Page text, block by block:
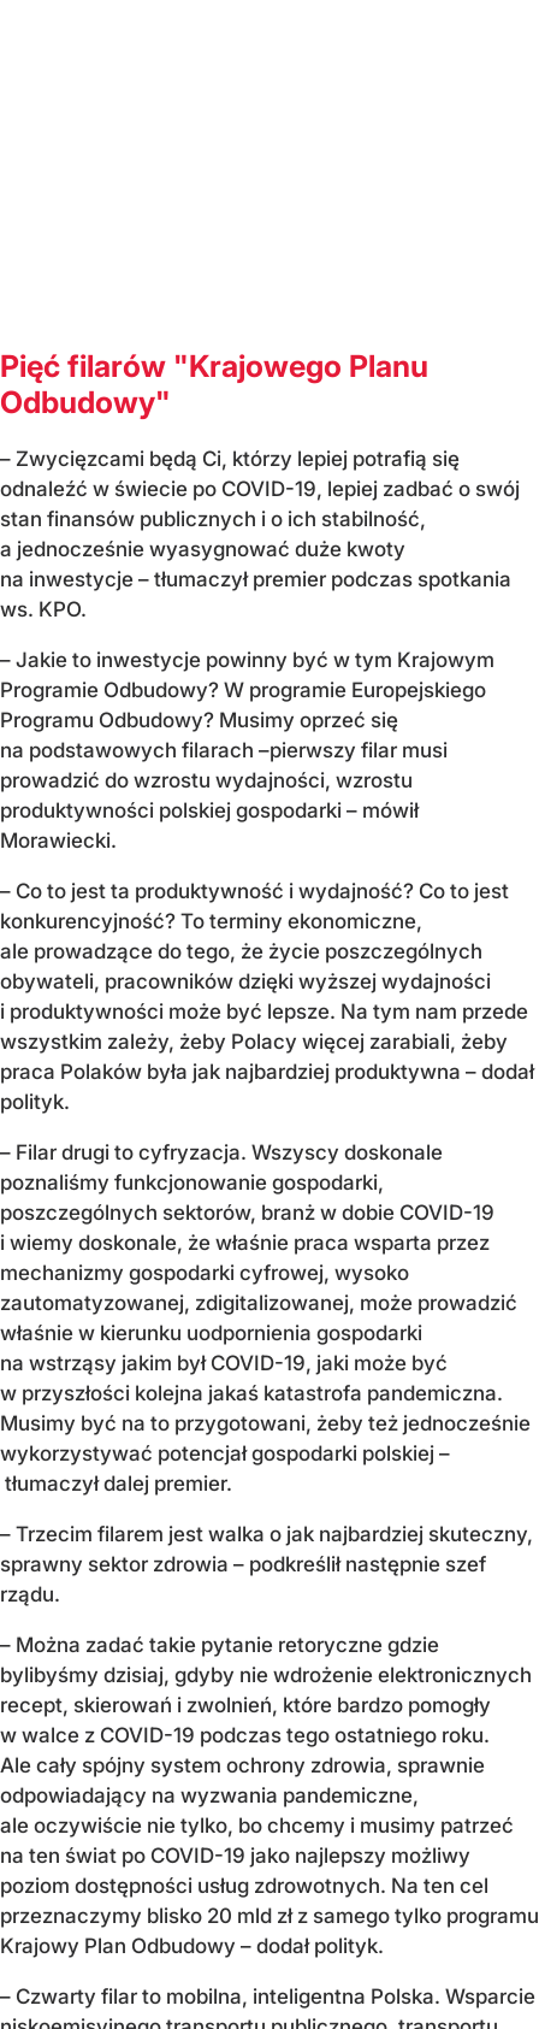
Pięć filarów "Krajowego Planu
Odbudowy"
– Zwycięzcami będą Ci, którzy lepiej potrafią się
odnaleźć w świecie po COVID-19, lepiej zadbać o swój
stan finansów publicznych i o ich stabilność,
a jednocześnie wyasygnować duże kwoty
na inwestycje – tłumaczył premier podczas spotkania
ws. KPO.
– Jakie to inwestycje powinny być w tym Krajowym
Programie Odbudowy? W programie Europejskiego
Programu Odbudowy? Musimy oprzeć się
na podstawowych filarach –pierwszy filar musi
prowadzić do wzrostu wydajności, wzrostu
produktywności polskiej gospodarki – mówił
Morawiecki.
– Co to jest ta produktywność i wydajność? Co to jest
konkurencyjność? To terminy ekonomiczne,
ale prowadzące do tego, że życie poszczególnych
obywateli, pracowników dzięki wyższej wydajności
i produktywności może być lepsze. Na tym nam przede
wszystkim zależy, żeby Polacy więcej zarabiali, żeby
praca Polaków była jak najbardziej produktywna – dodał
polityk.
– Filar drugi to cyfryzacja. Wszyscy doskonale
poznaliśmy funkcjonowanie gospodarki,
poszczególnych sektorów, branż w dobie COVID-19
i wiemy doskonale, że właśnie praca wsparta przez
mechanizmy gospodarki cyfrowej, wysoko
zautomatyzowanej, zdigitalizowanej, może prowadzić
właśnie w kierunku uodpornienia gospodarki
na wstrząsy jakim był COVID-19, jaki może być
w przyszłości kolejna jakaś katastrofa pandemiczna.
Musimy być na to przygotowani, żeby też jednocześnie
wykorzystywać potencjał gospodarki polskiej –
tłumaczył dalej premier.
– Trzecim filarem jest walka o jak najbardziej skuteczny,
sprawny sektor zdrowia – podkreślił następnie szef
rządu.
– Można zadać takie pytanie retoryczne gdzie
bylibyśmy dzisiaj, gdyby nie wdrożenie elektronicznych
recept, skierowań i zwolnień, które bardzo pomogły
w walce z COVID-19 podczas tego ostatniego roku.
Ale cały spójny system ochrony zdrowia, sprawnie
odpowiadający na wyzwania pandemiczne,
ale oczywiście nie tylko, bo chcemy i musimy patrzeć
na ten świat po COVID-19 jako najlepszy możliwy
poziom dostępności usług zdrowotnych. Na ten cel
przeznaczymy blisko 20 mld zł z samego tylko programu
Krajowy Plan Odbudowy – dodał polityk.
– Czwarty filar to mobilna, inteligentna Polska. Wsparcie